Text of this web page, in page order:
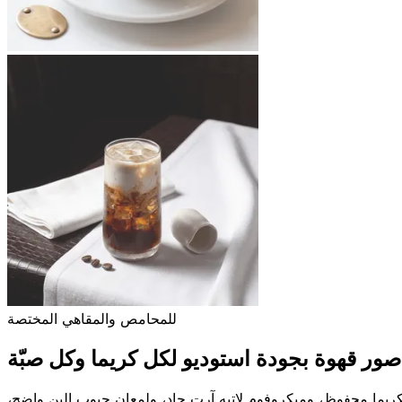
للمحامص والمقاهي المختصة
صور قهوة بجودة استوديو لكل كريما وكل صبّة
محفوظ، وميكروفوم لاتيه آرت حاد، ولمعان حبوب البن واضح،